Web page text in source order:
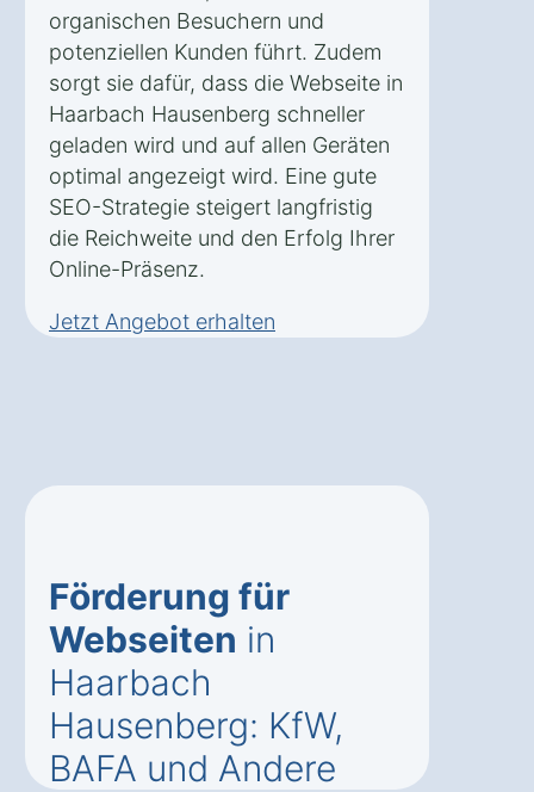
organischen Besuchern und
potenziellen Kunden führt. Zudem
sorgt sie dafür, dass die Webseite in
Haarbach Hausenberg schneller
geladen wird und auf allen Geräten
optimal angezeigt wird. Eine gute
SEO-Strategie steigert langfristig
die Reichweite und den Erfolg Ihrer
Online-Präsenz.
Jetzt Angebot erhalten
Förderung für
Webseiten in
Haarbach
Hausenberg: KfW,
BAFA und Andere